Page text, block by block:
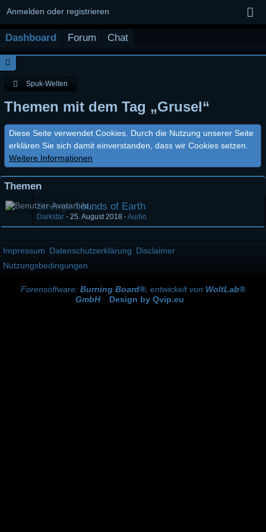
Anmelden oder registrieren
Dashboard Forum Chat
Spuk-Welten
Themen mit dem Tag „Grusel“
Diese Seite verwendet Cookies. Durch die Nutzung unserer Seite
erklären Sie sich damit einverstanden, dass wir Cookies setzen.
Weitere Informationen
Themen
Strange Sounds of Earth
Darkstar - 25. August 2018 -Audio
Impressum Datenschutzerklärung Disclaimer
Nutzungsbedingungen
Forensoftware: Burning Board®, entwickelt von WoltLab®
GmbH